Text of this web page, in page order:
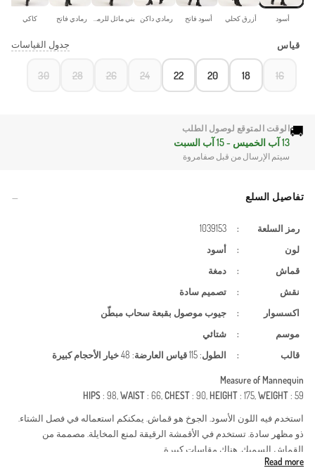
أسود أزرق كحلي أسود فاتح رمادي داكن رمادي فاتح كاكي
قياس جدول القياسات
16
18
20
22
24
26
28
30
🚚الوقت المتوقع لوصول الطلب
13 آب الخميس - 15 آب السبت
سيتم الإرسال من قبل صفامروة
تفاصيل السلع
رمز السلعة :
1039153
لون
:
أسود
قماش
:
دمغة
نقش
:
تصميم سادة
اكسسوار
: جيوب موصول بقبعة سحاب مبطّن
موسم
:
شتائي
قالب
: الطول: 115 قياس العارضة: 48 خيار الأحجام كبيرة
Measure of Mannequin
HIPS: 98,WAIST: 66,CHEST: 90, HEIGHT: 175,WEIGHT: 59
استخدم فيه اللون الأسود. الجوخ هو قماش. يمكنكم استعماله في فصل الشتاء.
ذو مظهر سادة. تستخدم في الأقمشة الرقيقة لمنع المخايلة. مصممة من
القماش السميك. هناك مقاسات كبيرة.
Read more